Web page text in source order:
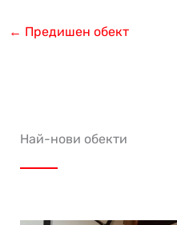
← Предишен обект
Най-нови обекти